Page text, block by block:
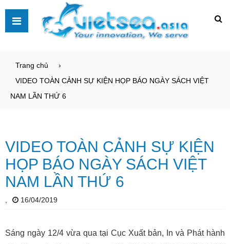
Trang chủ
VIDEO TOÀN CẢNH SỰ KIỆN HỌP BÁO NGÀY SÁCH VIỆT
NAM LẦN THỨ 6
VIDEO TOÀN CẢNH SỰ KIỆN
HỌP BÁO NGÀY SÁCH VIỆT
NAM LẦN THỨ 6
16/04/2019
Sáng ngày 12/4 vừa qua tại Cục Xuất bản, In và Phát hành